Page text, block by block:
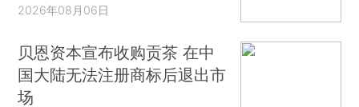
2026年08月06日
贝恩资本宣布收购贡茶 在中
国大陆无法注册商标后退出市
场